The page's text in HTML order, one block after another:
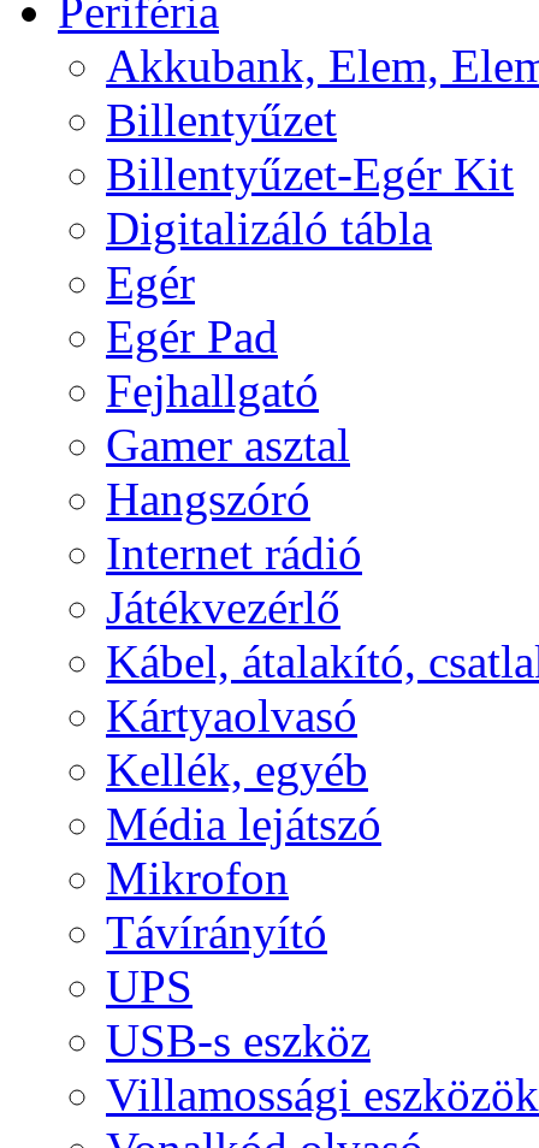
Periféria
Akkubank, Elem,
Billentyűzet
Billentyűzet-Egér Kit
Digitalizáló tábla
Egér
Egér Pad
Fejhallgató
Gamer asztal
Hangszóró
Internet rádió
Játékvezérlő
Kábel, átalakító,
Kártyaolvasó
Kellék, egyéb
Média lejátszó
Mikrofon
Távírányító
UPS
USB-s eszköz
Villamossági eszközök